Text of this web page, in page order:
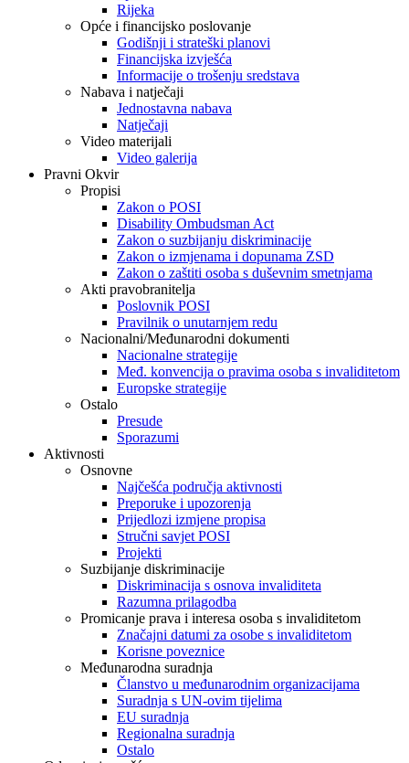
Rijeka
Opće i financijsko poslovanje
Godišnji i strateški planovi
Financijska izvješća
Informacije o trošenju sredstava
Nabava i natječaji
Jednostavna nabava
Natječaji
Video materijali
Video galerija
Pravni Okvir
Propisi
Zakon o POSI
Disability Ombudsman Act
Zakon o suzbijanju diskriminacije
Zakon o izmjenama i dopunama ZSD
Zakon o zaštiti osoba s duševnim smetnjama
Akti pravobranitelja
Poslovnik POSI
Pravilnik o unutarnjem redu
Nacionalni/Međunarodni dokumenti
Nacionalne strategije
Međ. konvencija o pravima osoba s invaliditetom
Europske strategije
Ostalo
Presude
Sporazumi
Aktivnosti
Osnovne
Najčešća područja aktivnosti
Preporuke i upozorenja
Prijedlozi izmjene propisa
Stručni savjet POSI
Projekti
Suzbijanje diskriminacije
Diskriminacija s osnova invaliditeta
Razumna prilagodba
Promicanje prava i interesa osoba s invaliditetom
Značajni datumi za osobe s invaliditetom
Korisne poveznice
Međunarodna suradnja
Članstvo u međunarodnim organizacijama
Suradnja s UN-ovim tijelima
EU suradnja
Regionalna suradnja
Ostalo